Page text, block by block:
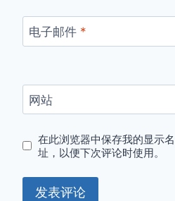
电子邮件 *
网站
在此浏览器中保存我的显示
址，以便下次评论时使用。